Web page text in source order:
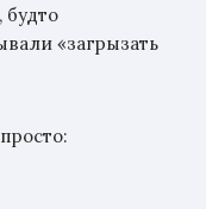
«загрызать